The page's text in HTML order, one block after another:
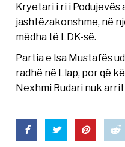
Kryetari i ri i
jashtëzakonshme, në
mëdha të LDK-së.
Partia e Isa Mustafës
radhë në Llap, por që
Nexhmi Rudari nuk